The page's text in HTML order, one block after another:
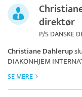
direktør
P/S DANSKE
Christiane Dahlerup
DIAKONHJEM
SE MERE